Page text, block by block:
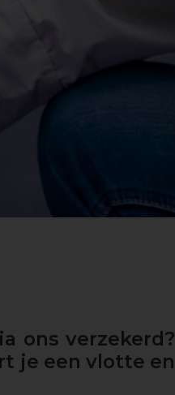
ons verzekerd?
je een vlotte en